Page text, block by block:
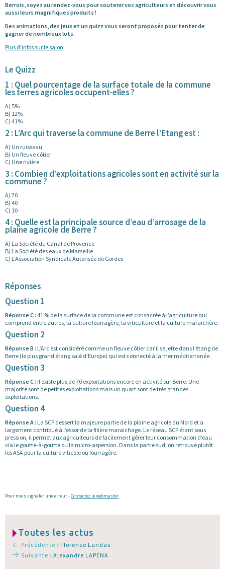
Berrois, soyez au rendez-vous pour soutenir vos agriculteurs et découvrir vous
aussi leurs magnifiques produits !
Des animations, des jeux et un quizz vous seront proposés pour tenter de
gagner de nombreux lots.
Plus d’infos sur le salon
Le Quizz
1 : Quel pourcentage de la surface totale de la commune
les terres agricoles occupent-elles ?
A) 5%
B) 12%
C) 41%
2 : L’Arc qui traverse la commune de Berre l’Etang est :
A) Un ruisseau
B) Un fleuve côtier
C) Une rivière
3 : Combien d’exploitations agricoles sont en activité sur la
commune ?
A) 70
B) 40
C) 10
4 : Quelle est la principale source d’eau d’arrosage de la
plaine agricole de Berre ?
A) La Société du Canal de Provence
B) La Société des eaux de Marseille
C) L’Association Syndicale Autorisée de Gordes
Réponses
Question 1
Réponse C : 41 % de la surface de la commune est consacrée à l’agriculture qui
comprend entre autres, la culture fourragère, la viticulture et la culture maraichère.
Question 2
Réponse B : L’Arc est considéré comme un fleuve côtier car il se jette dans l’étang de
Berre (le plus grand étang salé d’Europe) qui est connecté à la mer méditerranée.
Question 3
Réponse C : Il existe plus de 70 exploitations encore en activité sur Berre. Une
majorité sont de petites exploitations mais un quart sont de très grandes
exploitations.
Question 4
Réponse A : La SCP dessert la majeure partie de la plaine agricole du Nord et a
largement contribué à l’essor de la filière maraichage. Le réseau SCP étant sous
pression, il permet aux agriculteurs de facilement gérer leur consommation d’eau
via le goutte-à-goutte ou la micro-aspersion. Dans la partie sud, on retrouve plutôt
les ASA pour la culture viticole ou fourragère.
Pour nous signaler une erreur -Contactez le webmaster
Toutes les actus
Précédente : Florence Landas
Suivante : Alexandre LAPENA